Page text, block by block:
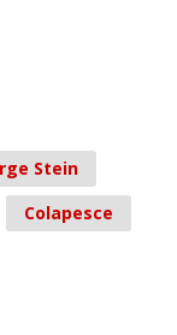
Stein
Colapesce